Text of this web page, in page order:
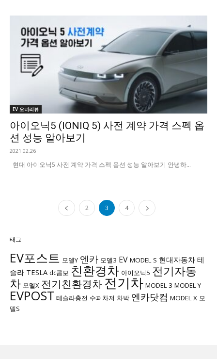
EV 오너리뷰
아이오닉5 (IONIQ 5) 사전 계약 가격 스펙 옵
션 성능 알아보기
2021.02.26
현대 아이오닉5 사전 계약 가격 스펙 옵션 성능 알아보기 안녕하...
2 3 4
태그
EV포스트 모델Y 엔카 모델3 EV MODEL S 현대자동차 테
슬라 TESLA dc콤보 친환경차 아이오닉5 전기자동
차 모델X 전기친환경차 전기차 MODEL 3 MODEL Y
EVPOST 테슬라충전 수퍼차저 차박 엔카닷컴 MODEL X 모
델S